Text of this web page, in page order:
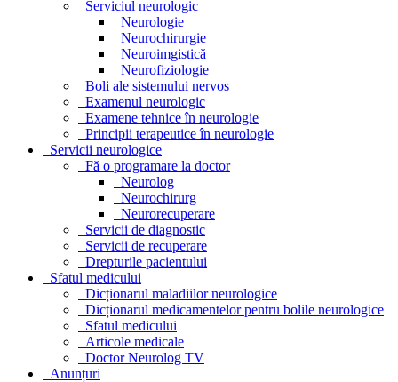
Serviciul neurologic
Neurologie
Neurochirurgie
Neuroimgistică
Neurofiziologie
Boli ale sistemului nervos
Examenul neurologic
Examene tehnice în neurologie
Principii terapeutice în neurologie
Servicii neurologice
Fă o programare la doctor
Neurolog
Neurochirurg
Neurorecuperare
Servicii de diagnostic
Servicii de recuperare
Drepturile pacientului
Sfatul medicului
Dicționarul maladiilor neurologice
Dicționarul medicamentelor pentru bolile neurologice
Sfatul medicului
Articole medicale
Doctor Neurolog TV
Anunțuri